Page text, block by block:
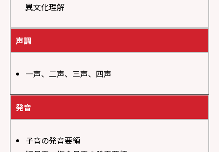
異文化理解
声調
一声、二声、三声、四声
発音
子音の発音要領